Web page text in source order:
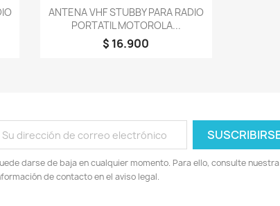
Vista rápida
ANTENA VHF STUBBY PARA RADIO
PORTATIL MOTOROLA...
$ 16.900
darse de baja en cualquier momento. Para ello, consulte nuestra
de contacto en el aviso legal.